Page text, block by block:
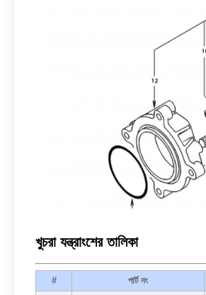
খুচরা যন্ত্রাংশের তালিকা
# পার্ট নং